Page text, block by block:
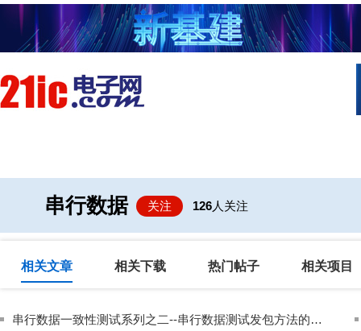
串行数据 关注 126人关注
相关文章 相关下载 热门帖子 相关项目
串行数据一致性测试系列之二--串行数据测试发包方法的讨论